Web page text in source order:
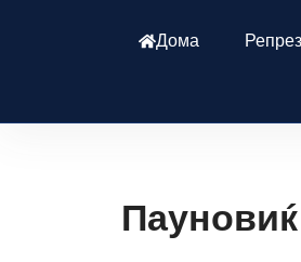
Дома
Пауновиќ